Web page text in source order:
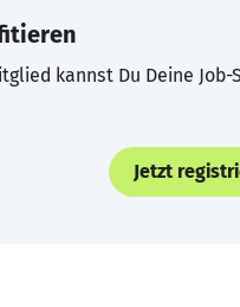
kannst Du Deine
Jetzt